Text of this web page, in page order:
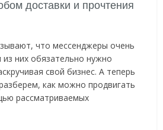
доставки и прочтения
что мессенджеры очень
из них обязательно нужно
свой бизнес. А теперь
как можно продвигать
рассматриваемых